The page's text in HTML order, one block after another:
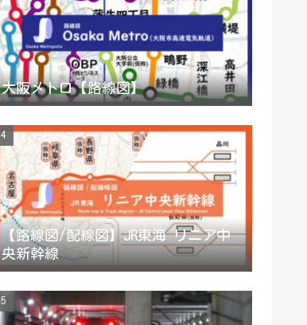
e
l
大阪メトロ【路線図】
【路線図/配線図】JR東海 リニア中
央新幹線